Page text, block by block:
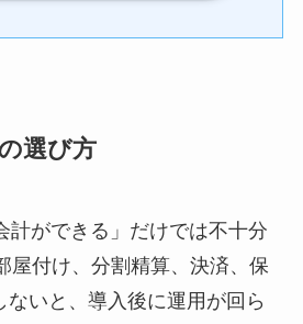
選び方
計ができる」だけでは不十分
屋付け、分割精算、決済、保
いと、導入後に運用が回ら